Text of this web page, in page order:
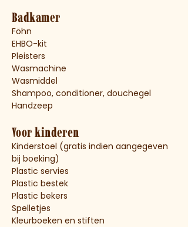
Badkamer
Föhn
EHBO-kit
Pleisters
Wasmachine
Wasmiddel
Shampoo, conditioner, douchegel
Handzeep
Voor kinderen
Kinderstoel (gratis indien aangegeven
bij boeking)
Plastic servies
Plastic bestek
Plastic bekers
Spelletjes
Kleurboeken en stiften